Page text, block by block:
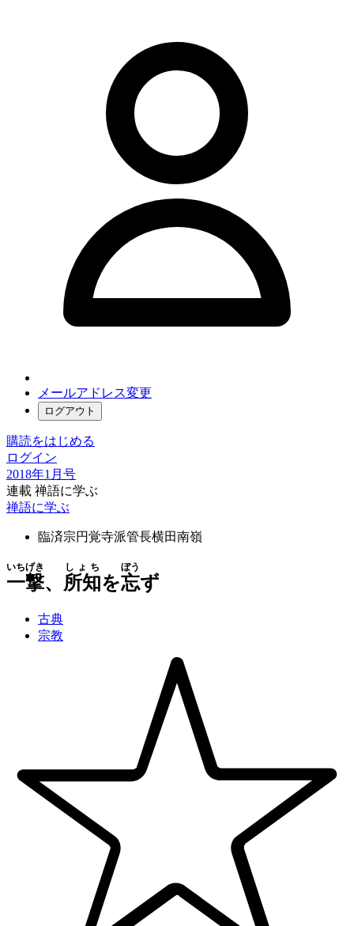
メールアドレス変更
ログアウト
購読をはじめる
ログイン
2018年1月号
連載 禅語に学ぶ
禅語に学ぶ
臨済宗円覚寺派管長横田南嶺
一撃
いちげき
、 所知
しょち
を忘
ぼう
ず
古典
宗教